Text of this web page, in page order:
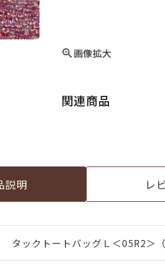
画像拡大
関連商品
説明 レ
タックトートバッグＬ＜05R2＞（